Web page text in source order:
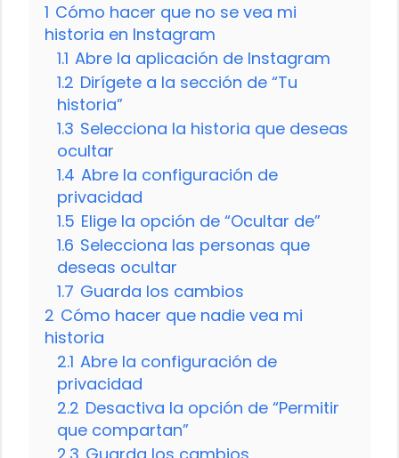
1 Cómo hacer que no se vea mi
historia en Instagram
1.1 Abre la aplicación de Instagram
1.2 Dirígete a la sección de “Tu
historia”
1.3 Selecciona la historia que deseas
ocultar
1.4 Abre la configuración de
privacidad
1.5 Elige la opción de “Ocultar de”
1.6 Selecciona las personas que
deseas ocultar
1.7 Guarda los cambios
2 Cómo hacer que nadie vea mi
historia
2.1 Abre la configuración de
privacidad
2.2 Desactiva la opción de “Permitir
que compartan”